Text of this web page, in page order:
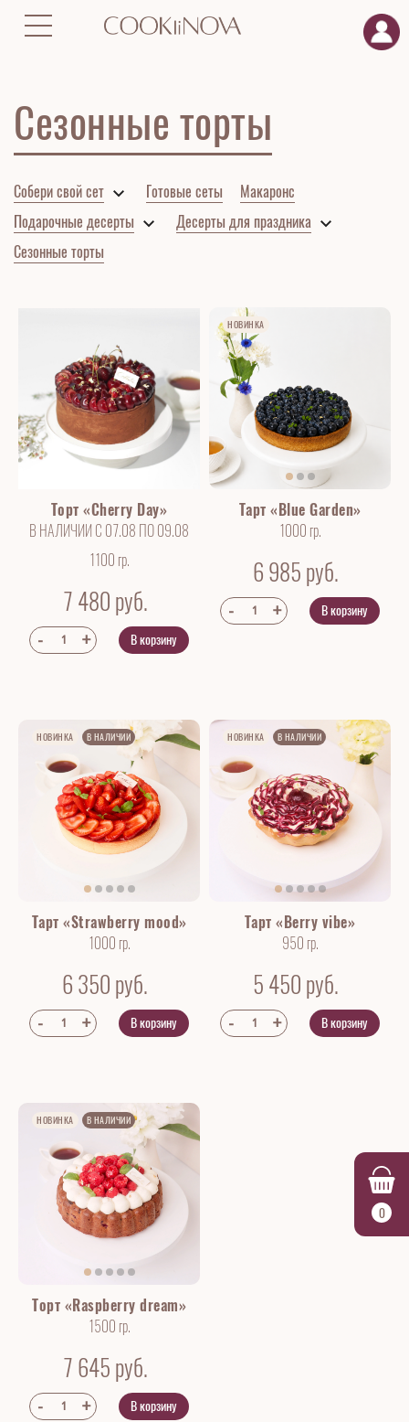
0
Главная Десерты Сезонные торты
Сезонные торты
Собери свой сет Готовые сеты
Макаронс
Подарочные десерты
Десерты для праздника
Сезонные торты
Торт «Cherry Day»
В НАЛИЧИИ С 07.08 ПО 09.08
1100 гр.
7 480 руб.
В корзину
НОВИНКА
Тарт «Blue Garden»
1000 гр.
6 985 руб.
В корзину
НОВИНКА В НАЛИЧИИ
Тарт «Strawberry mood»
1000 гр.
6 350 руб.
В корзину
НОВИНКА В НАЛИЧИИ
Тарт «Berry vibe»
950 гр.
5 450 руб.
В корзину
НОВИНКА В НАЛИЧИИ
Торт «Raspberry dream»
1500 гр.
7 645 руб.
В корзину